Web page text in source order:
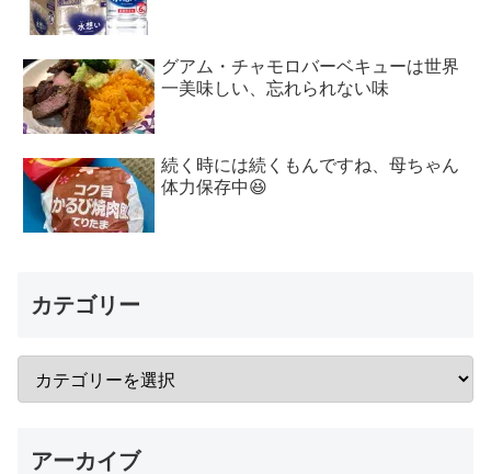
グアム・チャモロバーベキューは世界
一美味しい、忘れられない味
続く時には続くもんですね、母ちゃん
体力保存中😆
カテゴリー
アーカイブ